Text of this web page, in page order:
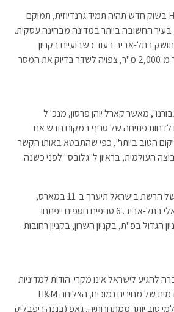
החנות הראשונה של H&M בשוק חדש תהיה תמיד גרנדיוזית, תמוקם
החשובה ביותר במדינה מבחינה עסקית.
בתל-אביב בעוד כשבועיים בקניון
עזריאלי, ותשתרע על יותר מ-2,000 מ"ר, צפויה לשדר בדיוק את המסר
מאשר קארל יוהן פרסון, מנכ"ל
לדחות פתיחה של סניף במקום חדש אם
הטוב ביותר", כפי שהתבטא באותו הקשר
העולמית, בראיון ל"גלובס" לפני כשנה.
פתיחת החנות הראשונה של הרשת בישראל תיערך ב-11 במארס,
בשעה 11:00 בקניון עזריאלי בתל-אביב. 6 סניפים נוספים ייפתחו
הגדול בפ"ת, בקניון השרון, בקניון רחובות
להגיע לישראל אינו מקרי. הודות למדיניות
ההתרחבות המוצלחת ותדמית של מחירים נמוכים, הצליחה H&M
טוב יותר ממתחרותיה, גאפ (בננה ריפבליק